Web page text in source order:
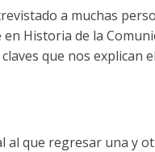
a muchas
Historia de la
que nos explican
al que regresar una y